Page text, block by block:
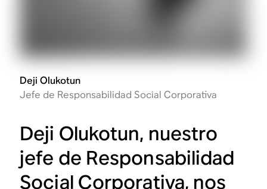
Deji Olukotun
Jefe de Responsabilidad Social Corporativa
Deji Olukotun, nuestro
jefe de Responsabilidad
Social Corporativa, nos